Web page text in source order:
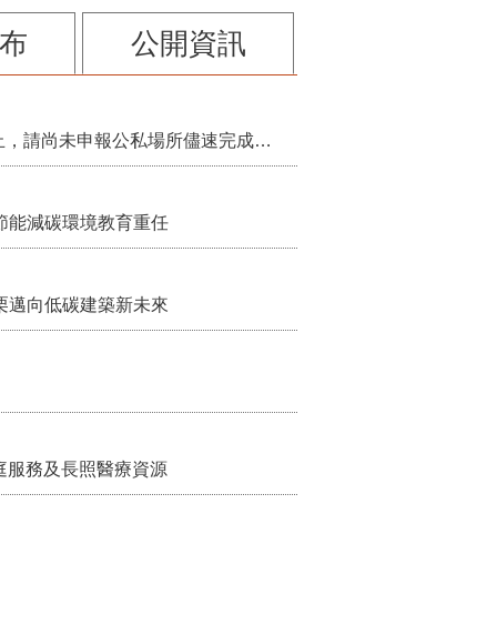
公開資訊
115年第2季固定源空污費申報已於7月底截止，請尚未申報公私場所儘速完成申繳，以免面臨滯納金及罰鍰!
減碳環境教育重任
向低碳建築新未來
服務及長照醫療資源